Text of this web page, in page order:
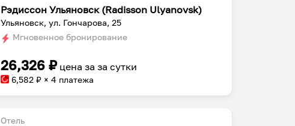
Рэдиссон Ульяновск (Radisson Ulyanovsk)
Ульяновск, ул. Гончарова, 25
Мгновенное бронирование
26,326 ₽ цена заза сутки
6,582 ₽ × 4 платежа
Отель